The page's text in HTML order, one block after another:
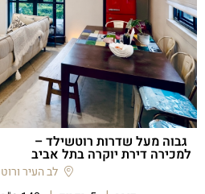
גבוה מעל שדרות רוטשילד –
למכירה דירת יוקרה בתל אביב
לב העיר